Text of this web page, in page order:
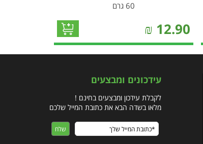
60 גרם
12.90
₪
עידכונים ומבצעים
לקבלת עידכון ומבצעים בחינם !
מלאו בשדה הבא את כתובת המייל שלכם